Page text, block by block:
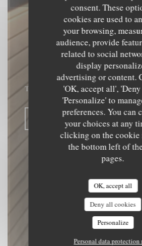
consent. These
cookies are used to
your browsing,
audience, provide
related to social
display
advertising or content.
'OK, accept all',
'Personalize' to
preferences. You can
your choices at any
clicking on the cookie
the bottom left of
pages.
OK, accept all
Deny all cookies
Personalize
Personal data
Le
TRADITIONAL
BOOK A TABLE